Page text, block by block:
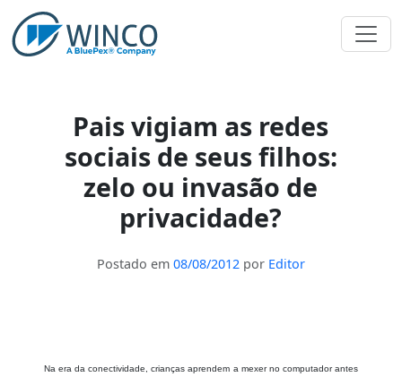
Pular
para
Pais vigiam as redes
sociais de seus filhos:
zelo ou invasão de
privacidade?
Postado em 08/08/2012 por Editor
Na era da conectividade, crianças aprendem a mexer no computador antes